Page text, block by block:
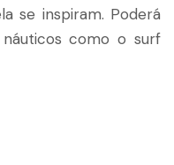
se inspiram. Poderá
como o surf